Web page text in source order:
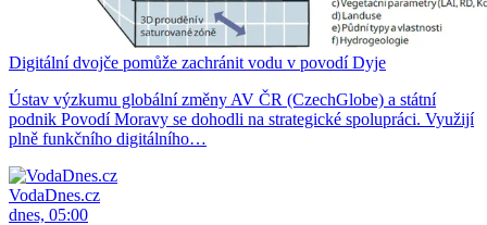
Digitální dvojče pomůže zachránit vodu v povodí Dyje
Ústav výzkumu globální změny AV ČR (CzechGlobe) a státní
podnik Povodí Moravy se dohodli na strategické spolupráci. Využijí
plně funkčního digitálního…
VodaDnes.cz
dnes, 05:00